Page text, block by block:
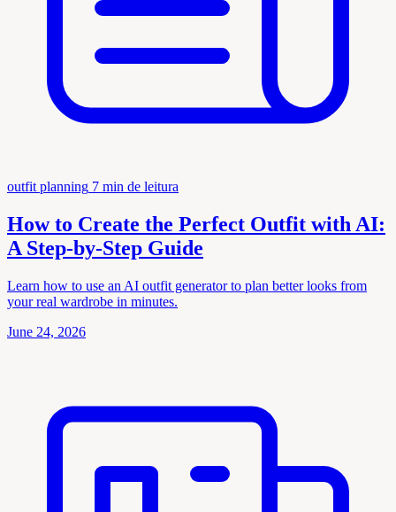
outfit planning 7 min de leitura
How to Create the Perfect Outfit with AI:
A Step-by-Step Guide
Learn how to use an AI outfit generator to plan better looks from
your real wardrobe in minutes.
June 24, 2026